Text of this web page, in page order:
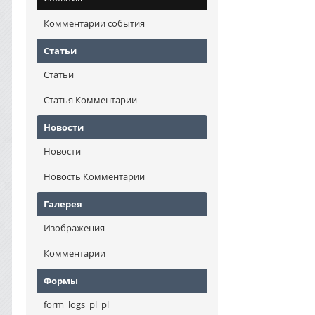
Комментарии события
Статьи
Статьи
Статья Комментарии
Новости
Новости
Новость Комментарии
Галерея
Изображения
Комментарии
Формы
form_logs_pl_pl